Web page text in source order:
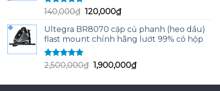
Được xếp
hạng
sao
140,000₫ Giá
là:
140,000₫.
120,000₫Giá
tại
là:
Ultegra BR8070 cặp củ phanh (heo dầu)
flast mount chính hãng lướt 99% có hộp
Được xếp
hạng
5.00
2,500,000₫ Giá
là:
1,900,000₫Giá
tại